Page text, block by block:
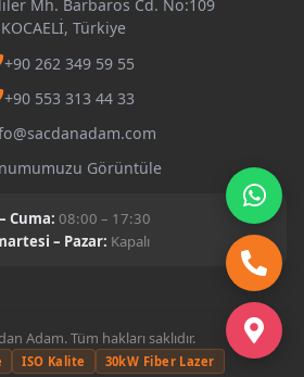
Mh. Barbaros Cd. No:109
Türkiye
+90 262 349 59 55
+90 553 313 44 33
Görüntüle
Cuma: 08:00 – 17:30
– Pazar: Kapalı
Adam. Tüm hakları saklıdır.
ISO Kalite 30kW Fiber Lazer